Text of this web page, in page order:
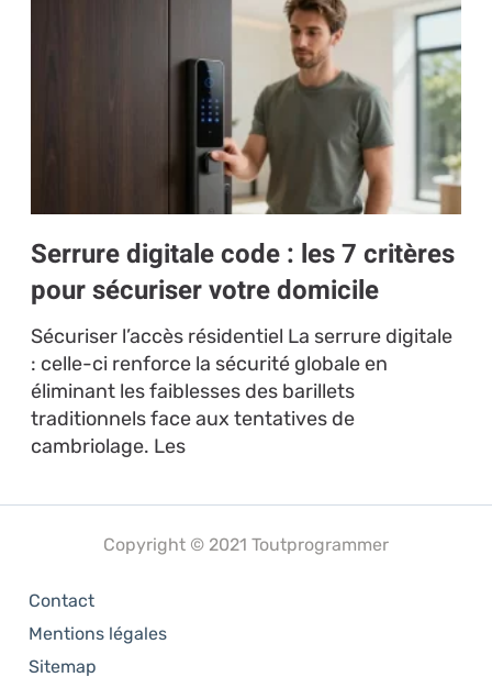
Serrure digitale code : les 7 critères
pour sécuriser votre domicile
Sécuriser l’accès résidentiel La serrure digitale
: celle-ci renforce la sécurité globale en
éliminant les faiblesses des barillets
traditionnels face aux tentatives de
cambriolage. Les
Copyright © 2021 Toutprogrammer
Contact
Mentions légales
Sitemap